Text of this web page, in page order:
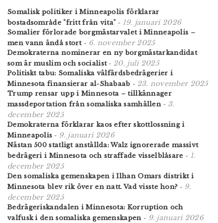
Somalisk politiker i Minneapolis förklarar
bostadsområde "fritt från vita" - 19. januari 2026
Somalier förlorade borgmästarvalet i Minneapolis –
men vann ändå stort- 6. november 2025
Demokraterna nominerar en ny borgmästarkandidat
som är muslim och socialist- 20. juli 2025
Politiskt tabu: Somaliska välfärdsbedrägerier i
Minnesota finansierar al-Shabaab - 23. november 2025
Trump rensar upp i Minnesota – tillkännager
massdeportation från somaliska samhällen - 3.
december 2025
Demokraterna förklarar kaos efter skottlossning i
Minneapolis - 9. januari 2026
Nästan 500 statligt anställda: Walz ignorerade massivt
bedrägeri i Minnesota och straffade visselblåsare - 1.
december 2025
Den somaliska gemenskapen i Ilhan Omars distrikt i
Minnesota blev rik över en natt. Vad visste hon? - 9.
december 2025
Bedrägeriskandalen i Minnesota: Korruption och
valfusk i den somaliska gemenskapen - 9. januari 2026